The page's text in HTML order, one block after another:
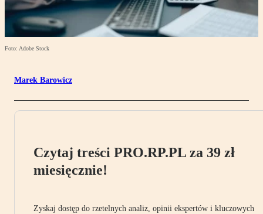
Foto: Adobe Stock
Marek Barowicz
Czytaj treści PRO.RP.PL za 39 zł
miesięcznie!
Zyskaj dostęp do rzetelnych analiz, opinii ekspertów i kluczowych